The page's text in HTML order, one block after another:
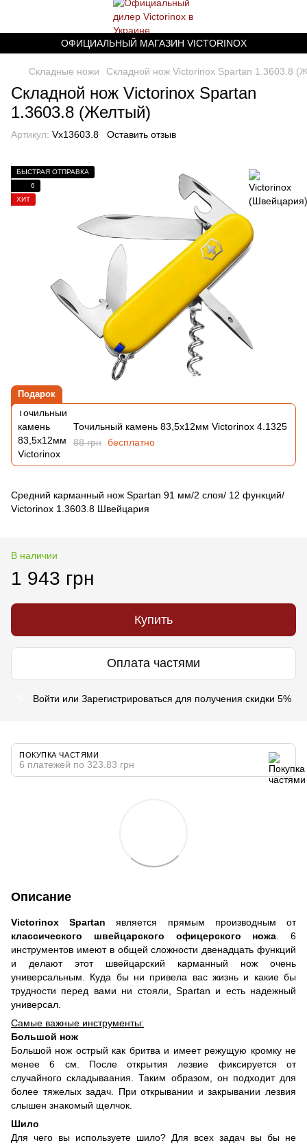
ОФИЦИАЛЬНЫЙ МАГАЗИН VICTORINOX
Складные ножи Складной нож Victorinox Spartan 1.3603.8
Складной нож Victorinox Spartan
1.3603.8 (Желтый)
Артикул: Vx13603.8 Оставить отзыв
БЫСТРАЯ ОТПРАВКА
6
ХИТ
Подарок
Точильный камень 83,5х12мм Victorinox 4.1325
88 грн бесплатно
Средний карманный нож Spartan 91 мм/2 слоя/ 12 функций/
Victorinox 1.3603.8 Швейцария
В наличии
1 943 грн
Купить
Оплата частями
Войти или Зарегистрироваться для получения скидки 5%
ПОКУПКА ЧАСТЯМИ
6 платежей по 323.83 грн
Описание
Victorinox Spartan является прямым производным от
классического швейцарского офицерского ножа . 6
инструментов имеют в общей сложности двенадцать функций
и делают этот швейцарский карманный нож очень
универсальным. Куда бы ни привела вас жизнь и какие бы
трудности перед вами ни стояли, Spartan и есть надежный
универсал.
Самые важные инструменты:
Большой нож
Большой нож острый как бритва и имеет режущую кромку не
менее 6 см. После открытия лезвие фиксируется от
случайного складываания. Таким образом, он подходит для
более тяжелых задач. При открывании и закрывании лезвия
слышен знакомый щелчок.
Шило
Для чего вы используете шило? Для всех задач вы бы не